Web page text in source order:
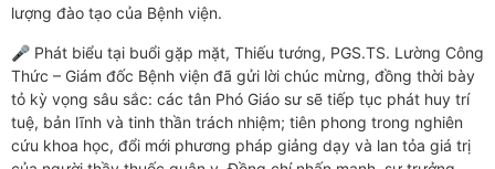
lượng đào tạo của Bệnh viện.
🎤 Phát biểu tại buổi gặp mặt, Thiếu tướng, PGS.TS. Lường Công
Thức – Giám đốc Bệnh viện đã gửi lời chúc mừng, đồng thời bày
tỏ kỳ vọng sâu sắc: các tân Phó Giáo sư sẽ tiếp tục phát huy trí
tuệ, bản lĩnh và tinh thần trách nhiệm; tiên phong trong nghiên
cứu khoa học, đổi mới phương pháp giảng dạy và lan tỏa giá trị